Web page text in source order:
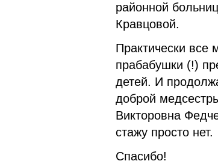
районной
Кравцовой.
Практически
прабабушки (!)
детей. И
доброй
Викторовна
стажу просто нет.
Спасибо!